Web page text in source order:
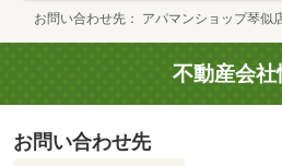
お問い合わせ先 アパマンショップ琴
不動産会社
お問い合わせ先